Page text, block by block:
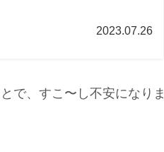
2023.07.26
で、すこ〜し不安になりま